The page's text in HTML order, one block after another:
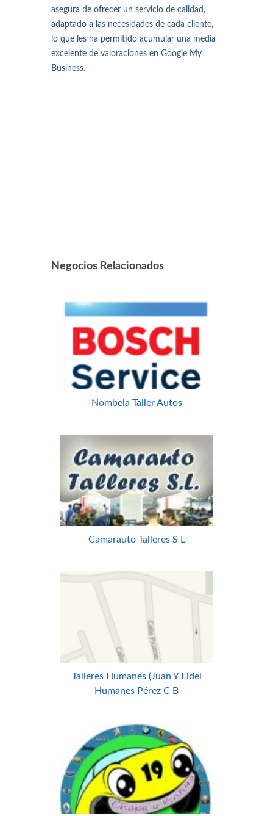
asegura de ofrecer un servicio de calidad,
adaptado a las necesidades de cada cliente,
lo que les ha permitido acumular una media
excelente de valoraciones en Google My
Business.
Negocios Relacionados
Nombela Taller Autos
Camarauto Talleres S L
Talleres Humanes (Juan Y Fidel
Humanes Pérez C B